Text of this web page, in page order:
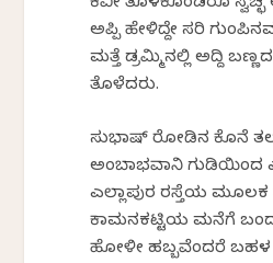
ಕಿವೀ ತೊಳಕೊಂಡರೂ ಸ್ವಚ್ಛ
ಅಪ್ಪಿ ಹೇಳಿದ್ದೇ ಸರಿ
ಮತ್ತೆ ಡ್ರಮ್ಮಿನಲ್ಲಿ ಅದ್ದಿ
ತೊಳೆದರು.
ಸುಭಾಷ್ ರೋಡಿನ ಕೊನೆ
ಅಂಬಾಭವಾನಿ
ಎಲ್ಲಾಪುರ ರಸ್ತೆಯ ಮೂಲಕ
ಕಾಮನಕಟ್ಟಿಯ ಮನೆಗೆ
ಹೋಳೀ ಹಬ್ಬವೆಂದರೆ ಬಹಳ